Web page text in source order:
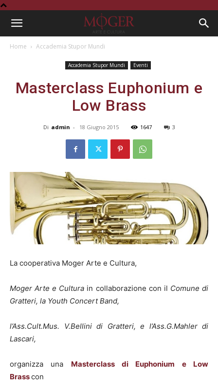
Home Accademia Stupor Mundi
Accademia Stupor Mundi Eventi
Masterclass Euphonium e
Low Brass
Di admin - 18 Giugno 2015 1647 3
La cooperativa Moger Arte e Cultura,
Moger Arte e Cultura in collaborazione con il Comune di
Gratteri, la Youth Concert Band,
l’Ass.Cult.Mus. V.Bellini di Gratteri, e l’Ass.G.Mahler di
Lascari,
organizza una Masterclass di Euphonium e Low
Brasscon